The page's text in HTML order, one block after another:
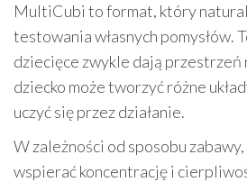
MultiCubi to format, który
testowania własnych pomysłów.
dziecięce zwykle dają przestrzeń
dziecko może tworzyć różne
uczyć się przez działanie.
W zależności od sposobu
wspierać koncentrację i